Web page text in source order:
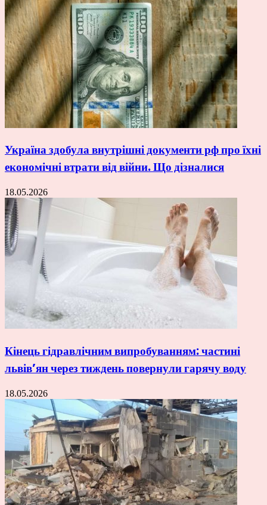
Україна здобула внутрішні документи рф про їхні
економічні втрати від війни. Що дізналися
18.05.2026
Кінець гідравлічним випробуванням: частині
львів’ян через тиждень повернули гарячу воду
18.05.2026